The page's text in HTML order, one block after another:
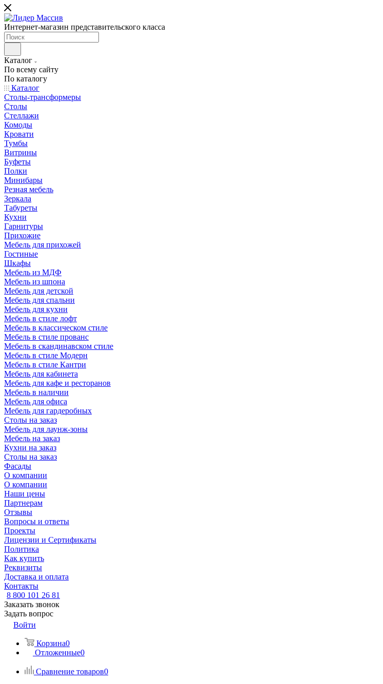
Интернет-магазин представительского класса
Каталог
По всему сайту
По каталогу
Каталог
Столы-трансформеры
Столы
Стеллажи
Комоды
Кровати
Тумбы
Витрины
Буфеты
Полки
Минибары
Резная мебель
Зеркала
Табуреты
Кухни
Гарнитуры
Прихожие
Мебель для прихожей
Гостиные
Шкафы
Мебель из МДФ
Мебель из шпона
Мебель для детской
Мебель для спальни
Мебель для кухни
Мебель в стиле лофт
Мебель в классическом стиле
Мебель в стиле прованс
Мебель в скандинавском стиле
Мебель в стиле Модерн
Мебель в стиле Кантри
Мебель для кабинета
Мебель для кафе и ресторанов
Мебель в наличии
Мебель для офиса
Мебель для гардеробных
Столы на заказ
Мебель для лаунж-зоны
Мебель на заказ
Кухни на заказ
Столы на заказ
Фасады
О компании
О компании
Наши цены
Партнерам
Отзывы
Вопросы и ответы
Проекты
Лицензии и Сертификаты
Политика
Как купить
Реквизиты
Доставка и оплата
Контакты
8 800 101 26 81
Заказать звонок
Задать вопрос
Войти
Корзина0
Отложенные0
Сравнение товаров0